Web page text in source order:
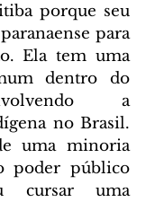
porque seu
para
Ela tem uma
dentro do
a
no Brasil.
uma minoria
poder público
cursar uma